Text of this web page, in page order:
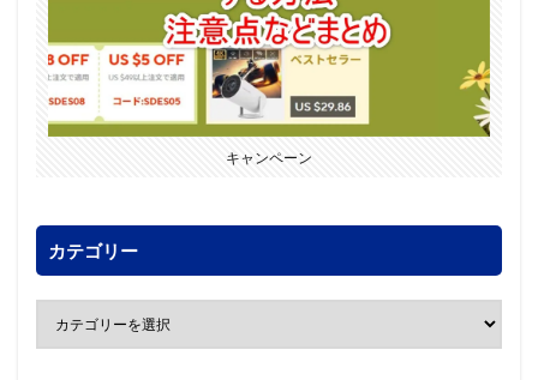
キャンペーン
カテゴリー